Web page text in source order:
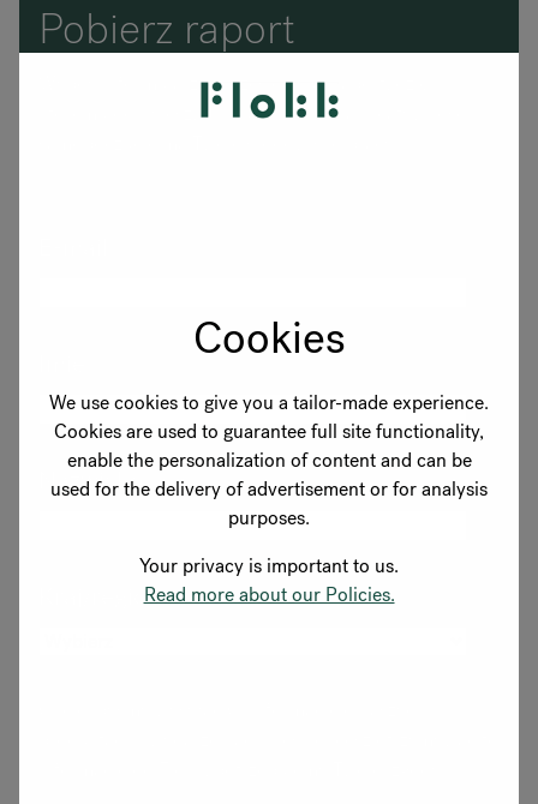
Cookies
We use cookies to give you a tailor-made experience.
Cookies are used to guarantee full site functionality,
enable the personalization of content and can be
used for the delivery of advertisement or for analysis
purposes.
Your privacy is important to us.
Read more about our Policies.
Pobierz raport
Wypełnij formularz, a prześlemy Ci raport, dzięki
któremu odkryjesz, jak duży wpływ na kreatywność i
Nazwisko
Kraj/region